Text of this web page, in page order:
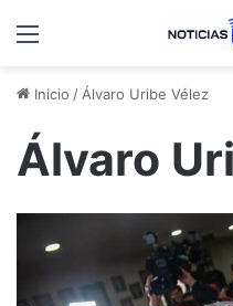
Menú
Inicio / Álvaro Uribe Vélez
Álvaro